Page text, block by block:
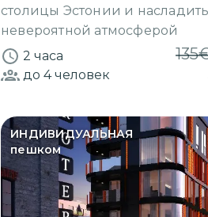
столицы Эстонии и
невероятной атмосферой
2 часа
135
до 4человек
ИНДИВИДУАЛЬНАЯ
пешком